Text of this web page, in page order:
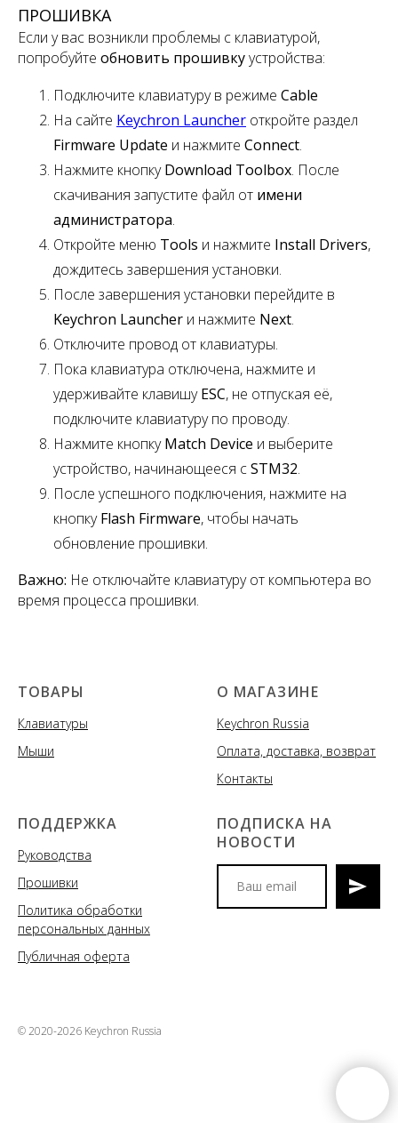
ПРОШИВКА
Если у вас возникли проблемы с клавиатурой,
попробуйте обновить прошивкуустройства:
Подключите клавиатуру в режиме Cable
На сайте Keychron Launcher откройте раздел
Firmware Update и нажмите Connect.
Нажмите кнопкуDownload Toolbox. После
скачивания запустите файл от имени
администратора.
Откройте меню Tools и нажмите Install Drivers,
дождитесь завершения установки.
После завершения установки перейдите в
Keychron Launcher и нажмите Next.
Отключите провод от клавиатуры.
Пока клавиатура отключена, нажмите и
удерживайте клавишуESC, не отпуская её,
подключите клавиатуру по проводу.
Нажмите кнопкуMatch Device и выберите
устройство, начинающееся сSTM32.
После успешного подключения, нажмите на
кнопкуFlash Firmware, чтобы начать
обновление прошивки.
Важно: Не отключайте клавиатуру от компьютера во
время процесса прошивки.
ТОВАРЫ
Клавиатуры
Мыши
О МАГАЗИНЕ
Keychron Russia
Оплата, доставка, возврат
Контакты
ПОДДЕРЖКА
Руководства
Прошивки
Политика обработки
персональных данных
Публичная оферта
ПОДПИСКА НА
НОВОСТИ
© 2020-2026 Keychron Russia